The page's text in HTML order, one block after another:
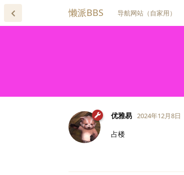
懒派BBS 导航网站（自家用）
优雅易 2024年12月8日
占楼